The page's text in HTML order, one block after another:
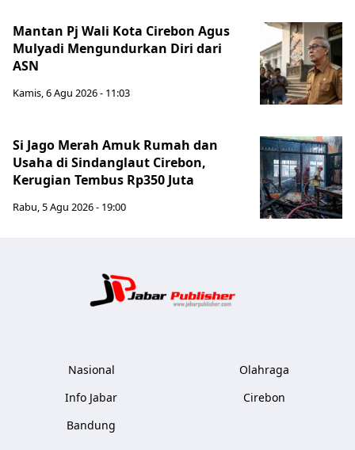
Mantan Pj Wali Kota Cirebon Agus
Mulyadi Mengundurkan Diri dari
ASN
Kamis, 6 Agu 2026 - 11:03
Si Jago Merah Amuk Rumah dan
Usaha di Sindanglaut Cirebon,
Kerugian Tembus Rp350 Juta
Rabu, 5 Agu 2026 - 19:00
Nasional
Info Jabar
Bandung
Olahraga
Cirebon